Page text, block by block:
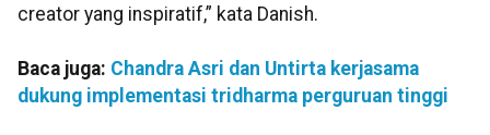
creator yang inspiratif,” kata Danish.
Baca juga: Chandra Asri dan Untirta kerjasama
dukung implementasi tridharma perguruan tinggi